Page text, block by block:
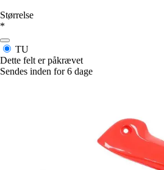
Størrelse
*
TU
Dette felt er påkrævet
Sendes inden for 6 dage